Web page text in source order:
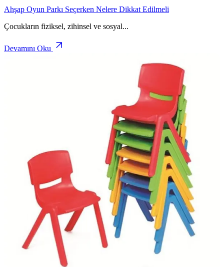
Ahşap Oyun Parkı Seçerken Nelere Dikkat Edilmeli
Çocukların fiziksel, zihinsel ve sosyal...
Devamını Oku